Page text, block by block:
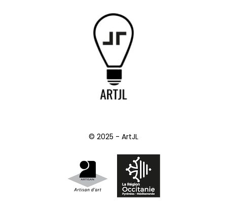
© 2025 - ArtJL